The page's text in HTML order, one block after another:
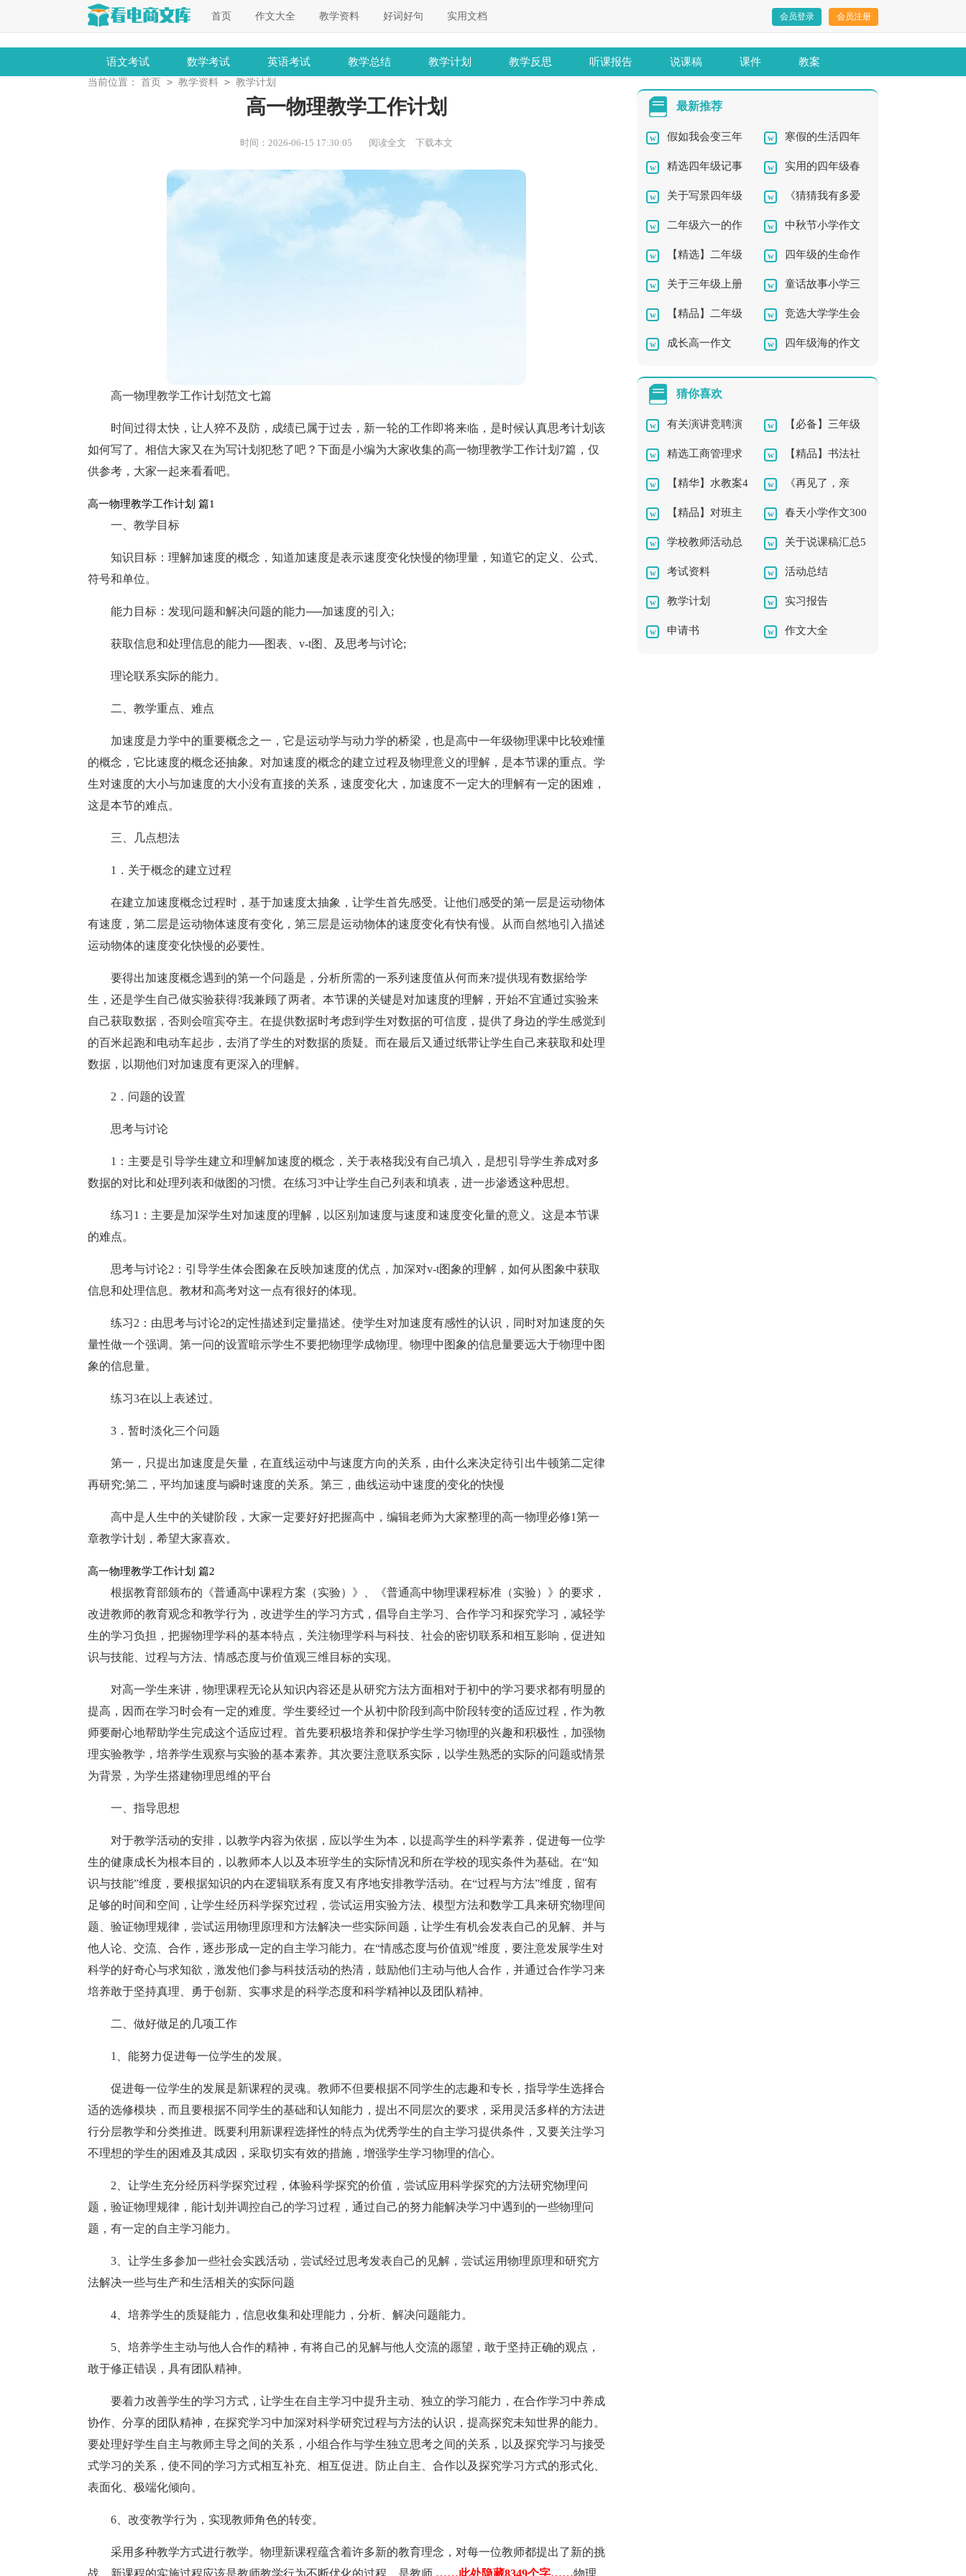
首页 作文大全 教学资料 好词好句 实用文档 会员登录 会员注册
语文考试 数学考试 英语考试 教学总结 教学计划 教学反思 听课报告 说课稿 课件 教案
当前位置： 首页 > 教学资料 > 教学计划
高一物理教学工作计划
时间：2026-06-15 17:30:05 阅读全文 下载本文
高一物理教学工作计划范文七篇
时间过得太快，让人猝不及防，成绩已属于过去，新一轮的工作即将来临，是时候认真思考计划该
如何写了。相信大家又在为写计划犯愁了吧？下面是小编为大家收集的高一物理教学工作计划7篇，仅
供参考，大家一起来看看吧。
高一物理教学工作计划 篇1
一、教学目标
知识目标：理解加速度的概念，知道加速度是表示速度变化快慢的物理量，知道它的定义、公式、
符号和单位。
能力目标：发现问题和解决问题的能力──加速度的引入;
获取信息和处理信息的能力──图表、v-t图、及思考与讨论;
理论联系实际的能力。
二、教学重点、难点
加速度是力学中的重要概念之一，它是运动学与动力学的桥梁，也是高中一年级物理课中比较难懂
的概念，它比速度的概念还抽象。对加速度的概念的建立过程及物理意义的理解，是本节课的重点。学
生对速度的大小与加速度的大小没有直接的关系，速度变化大，加速度不一定大的理解有一定的困难，
这是本节的难点。
三、几点想法
1．关于概念的建立过程
在建立加速度概念过程时，基于加速度太抽象，让学生首先感受。让他们感受的第一层是运动物体
有速度，第二层是运动物体速度有变化，第三层是运动物体的速度变化有快有慢。从而自然地引入描述
运动物体的速度变化快慢的必要性。
要得出加速度概念遇到的第一个问题是，分析所需的一系列速度值从何而来?提供现有数据给学
生，还是学生自己做实验获得?我兼顾了两者。本节课的关键是对加速度的理解，开始不宜通过实验来
自己获取数据，否则会喧宾夺主。在提供数据时考虑到学生对数据的可信度，提供了身边的学生感觉到
的百米起跑和电动车起步，去消了学生的对数据的质疑。而在最后又通过纸带让学生自己来获取和处理
数据，以期他们对加速度有更深入的理解。
2．问题的设置
思考与讨论
1：主要是引导学生建立和理解加速度的概念，关于表格我没有自己填入，是想引导学生养成对多
数据的对比和处理列表和做图的习惯。在练习3中让学生自己列表和填表，进一步渗透这种思想。
练习1：主要是加深学生对加速度的理解，以区别加速度与速度和速度变化量的意义。这是本节课
的难点。
思考与讨论2：引导学生体会图象在反映加速度的优点，加深对v-t图象的理解，如何从图象中获取
信息和处理信息。教材和高考对这一点有很好的体现。
练习2：由思考与讨论2的定性描述到定量描述。使学生对加速度有感性的认识，同时对加速度的矢
量性做一个强调。第一问的设置暗示学生不要把物理学成物理。物理中图象的信息量要远大于物理中图
象的信息量。
练习3在以上表述过。
3．暂时淡化三个问题
第一，只提出加速度是矢量，在直线运动中与速度方向的关系，由什么来决定待引出牛顿第二定律
再研究;第二，平均加速度与瞬时速度的关系。第三，曲线运动中速度的变化的快慢
高中是人生中的关键阶段，大家一定要好好把握高中，编辑老师为大家整理的高一物理必修1第一
章教学计划，希望大家喜欢。
高一物理教学工作计划 篇2
根据教育部颁布的《普通高中课程方案（实验）》、《普通高中物理课程标准（实验）》的要求，
改进教师的教育观念和教学行为，改进学生的学习方式，倡导自主学习、合作学习和探究学习，减轻学
生的学习负担，把握物理学科的基本特点，关注物理学科与科技、社会的密切联系和相互影响，促进知
识与技能、过程与方法、情感态度与价值观三维目标的实现。
对高一学生来讲，物理课程无论从知识内容还是从研究方法方面相对于初中的学习要求都有明显的
提高，因而在学习时会有一定的难度。学生要经过一个从初中阶段到高中阶段转变的适应过程，作为教
师要耐心地帮助学生完成这个适应过程。首先要积极培养和保护学生学习物理的兴趣和积极性，加强物
理实验教学，培养学生观察与实验的基本素养。其次要注意联系实际，以学生熟悉的实际的问题或情景
为背景，为学生搭建物理思维的平台
一、指导思想
对于教学活动的安排，以教学内容为依据，应以学生为本，以提高学生的科学素养，促进每一位学
生的健康成长为根本目的，以教师本人以及本班学生的实际情况和所在学校的现实条件为基础。在“知
识与技能”维度，要根据知识的内在逻辑联系有度又有序地安排教学活动。在“过程与方法”维度，留有
足够的时间和空间，让学生经历科学探究过程，尝试运用实验方法、模型方法和数学工具来研究物理间
题、验证物理规律，尝试运用物理原理和方法解决一些实际间题，让学生有机会发表自己的见解、并与
他人论、交流、合作，逐步形成一定的自主学习能力。在“情感态度与价值观”维度，要注意发展学生对
科学的好奇心与求知欲，激发他们参与科技活动的热清，鼓励他们主动与他人合作，并通过合作学习来
培养敢于坚持真理、勇于创新、实事求是的科学态度和科学精神以及团队精神。
二、做好做足的几项工作
1、能努力促进每一位学生的发展。
促进每一位学生的发展是新课程的灵魂。教师不但要根据不同学生的志趣和专长，指导学生选择合
适的选修模块，而且要根据不同学生的基础和认知能力，提出不同层次的要求，采用灵活多样的方法进
行分层教学和分类推进。既要利用新课程选择性的特点为优秀学生的自主学习提供条件，又要关注学习
不理想的学生的困难及其成因，采取切实有效的措施，增强学生学习物理的信心。
2、让学生充分经历科学探究过程，体验科学探究的价值，尝试应用科学探究的方法研究物理问
题，验证物理规律，能计划并调控自己的学习过程，通过自己的努力能解决学习中遇到的一些物理问
题，有一定的自主学习能力。
3、让学生多参加一些社会实践活动，尝试经过思考发表自己的见解，尝试运用物理原理和研究方
法解决一些与生产和生活相关的实际问题
4、培养学生的质疑能力，信息收集和处理能力，分析、解决问题能力。
5、培养学生主动与他人合作的精神，有将自己的见解与他人交流的愿望，敢于坚持正确的观点，
敢于修正错误，具有团队精神。
要着力改善学生的学习方式，让学生在自主学习中提升主动、独立的学习能力，在合作学习中养成
协作、分享的团队精神，在探究学习中加深对科学研究过程与方法的认识，提高探究未知世界的能力。
要处理好学生自主与教师主导之间的关系，小组合作与学生独立思考之间的关系，以及探究学习与接受
式学习的关系，使不同的学习方式相互补充、相互促进。防止自主、合作以及探究学习方式的形式化、
表面化、极端化倾向。
6、改变教学行为，实现教师角色的转变。
采用多种教学方式进行教学。物理新课程蕴含着许多新的教育理念，对每一位教师都提出了新的挑
战。新课程的实施过程应该是教师教学行为不断优化的过程，是教师 ……此处隐藏8349个字……物理
最新推荐
假如我会变三年
级作文
寒假的生活四年
级作文集合九篇
精选四年级记事
作文300字汇总九篇
实用的四年级春
天作文汇总6篇
关于写景四年级
作文集合5篇
《猜猜我有多爱
你》说课稿11篇
二年级六一的作
文汇编8篇
中秋节小学作文
【精选】二年级
六一作文300字3篇
四年级的生命作
文五篇
关于三年级上册
数学说课稿
童话故事小学三
年级作文
【精品】二年级
作文300字汇总8篇
竞选大学学生会
主席演讲稿
成长高一作文 四年级海的作文
猜你喜欢
有关演讲竞聘演
讲稿模板集合五篇
【必备】三年级
的作文300字合集5篇
精选工商管理求
职信3篇
【精品】书法社
团及活动总结三篇
【精华】水教案4
篇
《再见了，亲
人》教学反思
【精品】对班主
任的工作计划汇编八
篇
春天小学作文300
字三篇
学校教师活动总
结3篇
关于说课稿汇总5
篇
考试资料 活动总结
教学计划 实习报告
申请书 作文大全